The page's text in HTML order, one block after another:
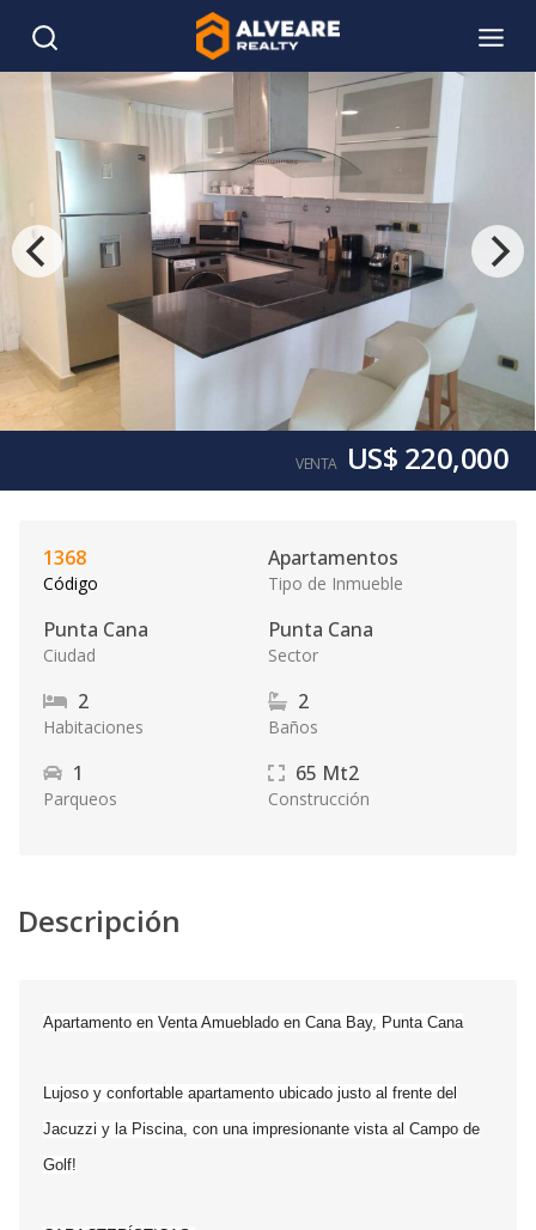
VENTA US$ 220,000
1368
Código
Apartamentos
Tipo de Inmueble
Punta Cana
Ciudad
Punta Cana
Sector
2
Habitaciones
2
Baños
1
Parqueos
65 Mt2
Construcción
Descripción
Apartamento en Venta Amueblado en Cana Bay, Punta Cana
Lujoso y confortable apartamento ubicado justo al frente del
Jacuzzi y la Piscina, con una impresionante vista al Campo de
Golf!